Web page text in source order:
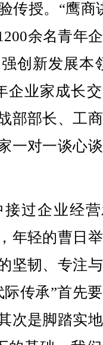
传授。“鹰商
余名青年
创新发展本
企业家成长
部部长、工
一对一谈心
过企业经营
年轻的曹日
坚韧、专注
传承”首先
次是脚踏实